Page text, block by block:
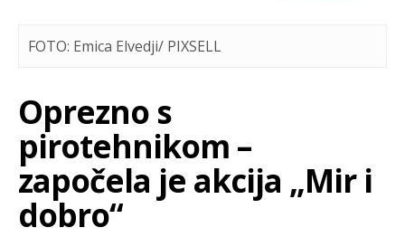
FOTO: Emica Elvedji/ PIXSELL
Oprezno s
pirotehnikom –
započela je akcija „Mir i
dobro“